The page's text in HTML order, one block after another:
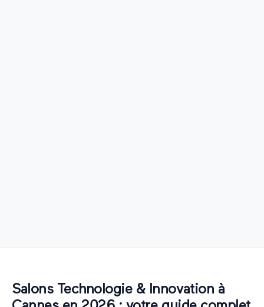
Salons Technologie & Innovation à